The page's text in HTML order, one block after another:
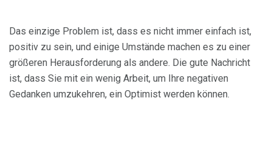
Das einzige Problem ist, dass es nicht immer einfach ist,
positiv zu sein, und einige Umstände machen es zu einer
größeren Herausforderung als andere. Die gute Nachricht
ist, dass Sie mit ein wenig Arbeit, um Ihre negativen
Gedanken umzukehren, ein Optimist werden können.